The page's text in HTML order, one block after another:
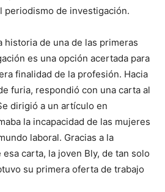
periodismo de investigación.
historia de una de las primeras
es una opción acertada para
finalidad de la profesión. Hacia
furia, respondió con una carta al
dirigió a un artículo en
la incapacidad de las mujeres
laboral. Gracias a la
carta, la joven Bly, de tan solo
su primera oferta de trabajo